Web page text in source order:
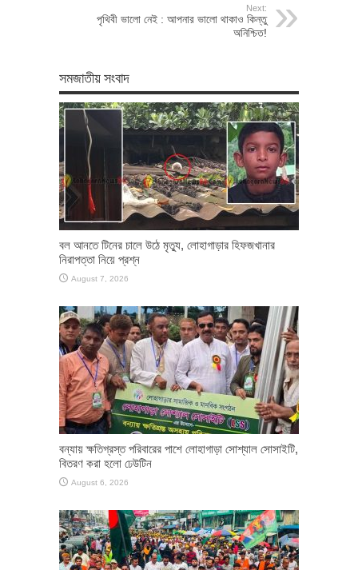
Next:
পৃথিবী ভালো নেই : আপনার ভালো থাকাও কিন্তু
অনিশ্চিত!
সমজাতীয় সংবাদ
বল আনতে টিনের চালে উঠে মৃত্যু, লোহাগাড়ার হিফজখানার
নিরাপত্তা নিয়ে প্রশ্ন
August 7, 2026
বন্যায় ক্ষতিগ্রস্ত পরিবারের পাশে লোহাগাড়া সোশ্যাল সোসাইটি,
বিতরণ করা হলো ঢেউটিন
August 6, 2026